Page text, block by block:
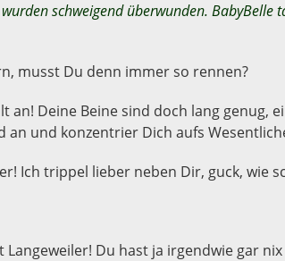
schweigend überwunden. BabyBelle
musst Du denn immer so rennen?
an! Deine Beine sind doch lang genug,
an und konzentrier Dich aufs
Ich trippel lieber neben Dir, guck, wie
Langeweiler! Du hast ja irgendwie gar